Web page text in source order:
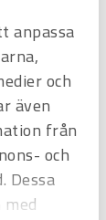
anpassa
och
även
från
och
Dessa